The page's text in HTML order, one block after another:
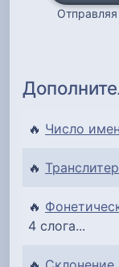
🔥 Число
🔥
🔥
4 слога...